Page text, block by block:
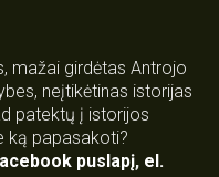
mažai girdėtas Antrojo
neįtikėtinas istorijas
patektų į istorijos
ką papasakoti?
puslapį, el.